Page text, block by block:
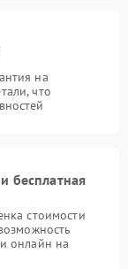
на
что
бесплатная
стоимости
онлайн на